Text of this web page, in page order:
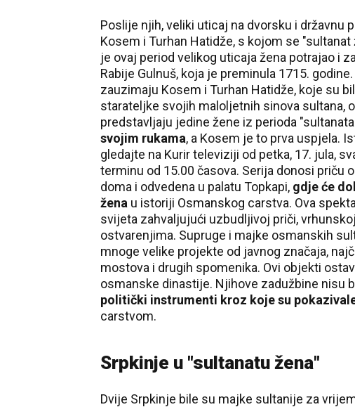
Poslije njih, veliki uticaj na dvorsku i državnu
Kosem i Turhan Hatidže, s kojom se
je ovaj period velikog uticaja žena potrajao i
Rabije Gulnuš, koja je preminula 1715.
zauzimaju Kosem i Turhan Hatidže, koje su
starateljke svojih maloljetnih sinova sultana,
predstavljaju jedine žene iz perioda
svojim rukama, a Kosem je to prva uspjela.
gledajte na Kurir televiziji od petka, 17. jula,
terminu od 15.00 časova. Serija donosi priču
doma i odvedena u palatu Topkapi, gdje će
žena u istoriji Osmanskog carstva. Ova
svijeta zahvaljujući uzbudljivoj priči,
ostvarenjima. Supruge i majke osmanskih
mnoge velike projekte od javnog značaja,
mostova i drugih spomenika. Ovi objekti
osmanske dinastije. Njihove zadužbine nisu
politički instrumenti kroz koje su
carstvom.
Srpkinje u "sultanatu žena"
Dvije Srpkinje bile su majke sultanije za